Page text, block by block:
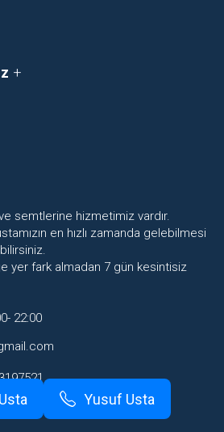
semtlerine hizmetimiz vardır.
en hızlı zamanda gelebilmesi
yer fark almadan 7 gün kesintisiz
22:00
Yusuf Usta